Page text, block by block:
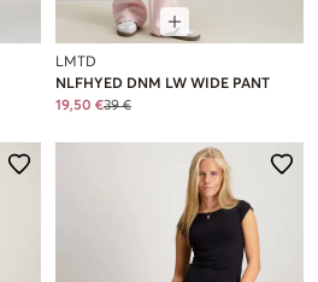
LMTD
NLFHYED DNM LW WIDE PANT
19,50 €39 €